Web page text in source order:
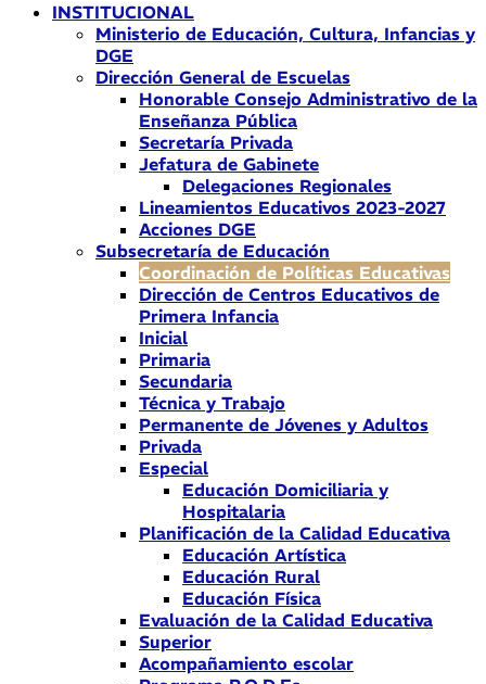
INSTITUCIONAL
Ministerio de Educación, Cultura, Infancias y
DGE
Dirección General de Escuelas
Honorable Consejo Administrativo de la
Enseñanza Pública
Secretaría Privada
Jefatura de Gabinete
Delegaciones Regionales
Lineamientos Educativos 2023-2027
Acciones DGE
Subsecretaría de Educación
Coordinación de Políticas Educativas
Dirección de Centros Educativos de
Primera Infancia
Inicial
Primaria
Secundaria
Técnica y Trabajo
Permanente de Jóvenes y Adultos
Privada
Especial
Educación Domiciliaria y
Hospitalaria
Planificación de la Calidad Educativa
Educación Artística
Educación Rural
Educación Física
Evaluación de la Calidad Educativa
Superior
Acompañamiento escolar